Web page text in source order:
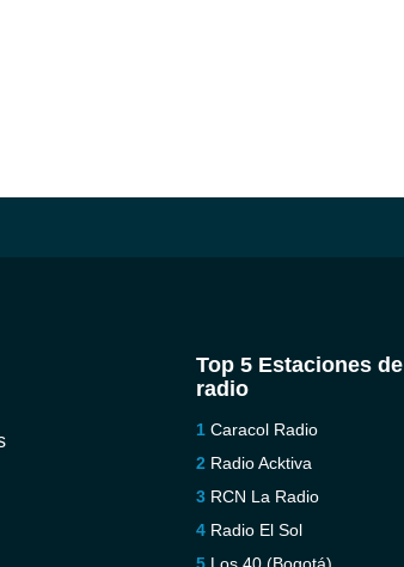
Top 5 Estaciones de
radio
Caracol Radio
Radio Acktiva
RCN La Radio
Radio El Sol